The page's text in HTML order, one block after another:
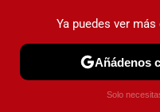
PRUEBAS COCHES
Ya puedes ver
Añádenos
Solo